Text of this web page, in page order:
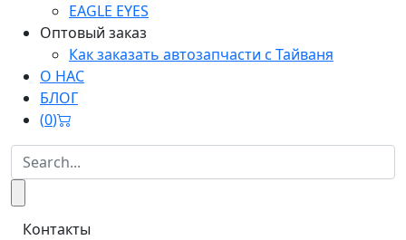
EAGLE EYES
Оптовый заказ
Как заказать автозапчасти с Тайваня
О НАС
БЛОГ
(0)
Контакты